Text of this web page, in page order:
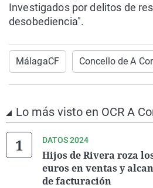
Investigados por delitos de
desobediencia".
MálagaCF Concello de A
Lo más visto en OCR A
DATOS 2024
Hijos de Rivera roza
euros en ventas y
de facturación